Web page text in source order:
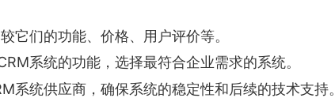
它们的功能、价格、用户评价等。
系统的功能，选择最符合企业需求的系统。
系统供应商，确保系统的稳定性和后续的技术支持。